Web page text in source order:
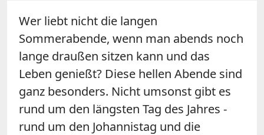
Wer liebt nicht die langen
Sommerabende, wenn man abends noch
lange draußen sitzen kann und das
Leben genießt? Diese hellen Abende sind
ganz besonders. Nicht umsonst gibt es
rund um den längsten Tag des Jahres -
rund um den Johannistag und die